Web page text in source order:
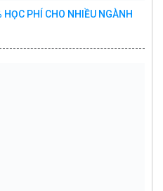
PHÍ CHO NHIỀU NGÀNH